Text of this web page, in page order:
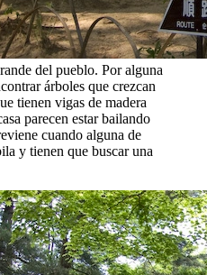
del pueblo. Por alguna
árboles que crezcan
tienen vigas de madera
parecen estar bailando
cuando alguna de
y tienen que buscar una